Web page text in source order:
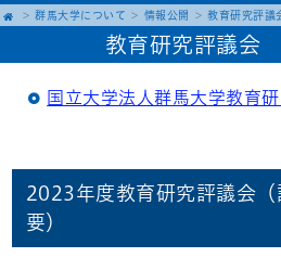
群馬大学について 情報公開 教育研究評議
教育研究評議会
国立大学法人群馬大学教育研
2023年度教育研究評議会
要）